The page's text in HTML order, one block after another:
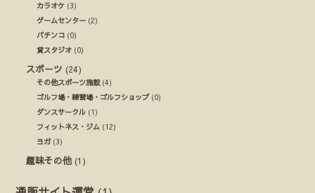
カラオケ (3)
ゲームセンター (2)
パチンコ (0)
貸スタジオ (0)
スポーツ (24)
その他スポーツ施設(4)
ゴルフ場・練習場・ゴルフショップ(0)
ダンスサークル (1)
フィットネス・ジム (12)
ヨガ (3)
趣味その他 (1)